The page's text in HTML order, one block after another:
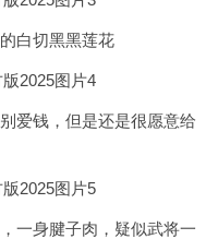
白切黑黑莲花
爱钱，但是还是很愿意给
一身腱子肉，疑似武将一